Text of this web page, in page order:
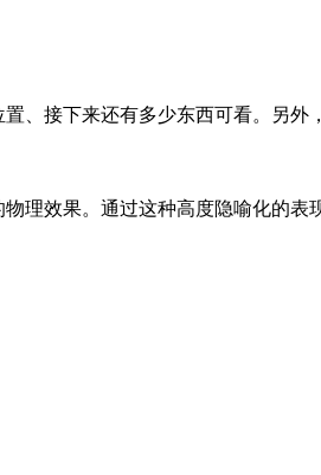
、接下来还有多少东西可看。另外
理效果。通过这种高度隐喻化的表